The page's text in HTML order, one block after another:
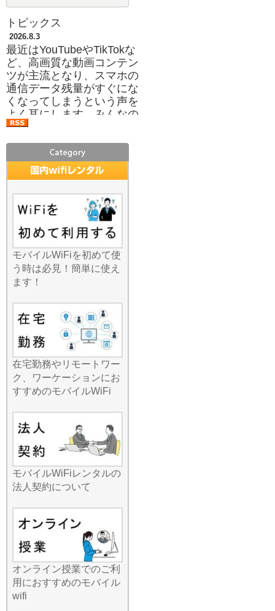
トピックス
2026.8.3
最近はYouTubeやTikTokな
ど、高画質な動画コンテン
ツが主流となり、スマホの
通信データ残量がすぐにな
くなってしまうという声を
よく耳にします。みんなの
Wi-Fiのレンタルサービスを
利用すれば、ご自身のスマ
ホプランのギガを一切消費
することなく、存分にコン
テンツを楽しめます。月々
の携帯料金プランを低い容
量に抑えて、必要な時だけ
当店のWi-Fiを借りるという
「通信費の節約術」も人気
です。月末に速度制限がか
かってイライラすること
も、もうありません。容量
を気にせず高画質動画を見
加したり、自由自在なネッ
トライフを楽しみましょ
う。ローカルなエリアでも
しっかり電波をキャッチす
る強力なルーターをお届け
します。
2026.7.29
安定したネット接続と通信
コストの削減を同時に叶え
たいなら、国内Wi-Fiレンタ
ルが最も賢い選択です。特
に複雑なセットアップを嫌
う方にとって、当店のサー
ビスは「届いてすぐ使え
る」シンプルさを極めてい
追求し、最新機種はスマホ
よりも軽くコンパクトなサ
イズを実現しました。バッ
グのポケットに忍ばせてお
くだけで、周囲に自分専用
のWi-Fiスポットが誕生しま
す。最近のニュースでもモ
モバイルWiFiを初めて使
う時は必見！簡単に使え
ます！
在宅勤務やリモートワー
ク、ワーケーションにお
すすめのモバイルWiFi
モバイルWiFiレンタルの
法人契約について
オンライン授業でのご利
用におすすめのモバイル
wifi